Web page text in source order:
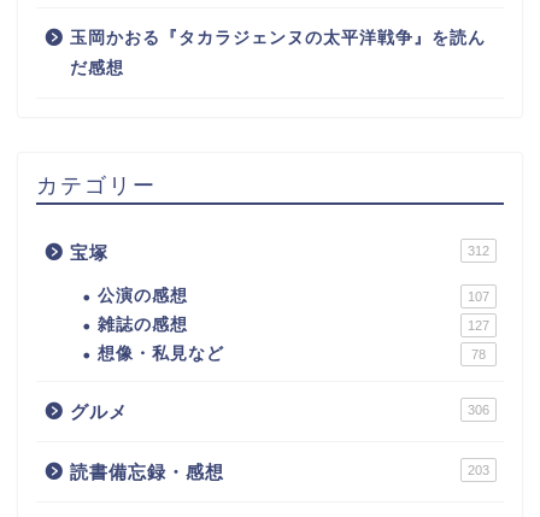
玉岡かおる『タカラジェンヌの太平洋戦争』を読ん
だ感想
カテゴリー
宝塚 312
公演の感想 107
雑誌の感想 127
想像・私見など 78
グルメ 306
読書備忘録・感想 203